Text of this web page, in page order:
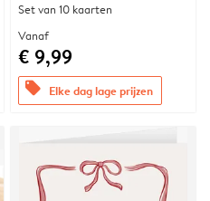
Set van 10 kaarten
Vanaf
€ 9,99
offers Elke dag lage prijzen